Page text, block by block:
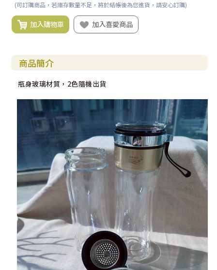
(可訂購商品，若庫存數量不足，將於結帳後為您進貨，請安心訂購)
加入購物車 加入喜愛商品
商品簡介
瓶身玻璃材質，2色隨機出貨